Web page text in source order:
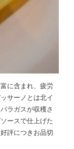
に含まれ、疲労
サーノとは北イ
ラガスが収穫さ
ースで仕上げた
評につきお品切